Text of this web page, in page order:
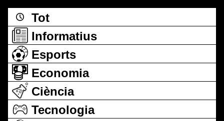
Tot
Informatius
Esports
Economia
Ciència
Tecnologia